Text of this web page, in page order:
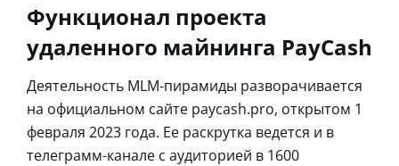
Функционал проекта
удаленного майнинга PayCash
Деятельность MLM-пирамиды разворачивается
на официальном сайте paycash.pro, открытом 1
февраля 2023 года. Ее раскрутка ведется и в
телеграмм-канале с аудиторией в 1600